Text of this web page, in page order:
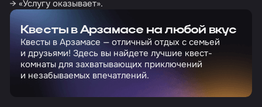
→ «Услугу оказывает».
Квесты в Арзамасе на любой вкус
Квесты в Арзамасе — отличный отдых с семьей
и друзьями! Здесь вы найдете лучшие квест-
комнаты для захватывающих приключений
и незабываемых впечатлений.